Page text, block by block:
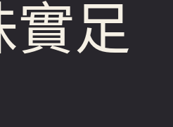
實足